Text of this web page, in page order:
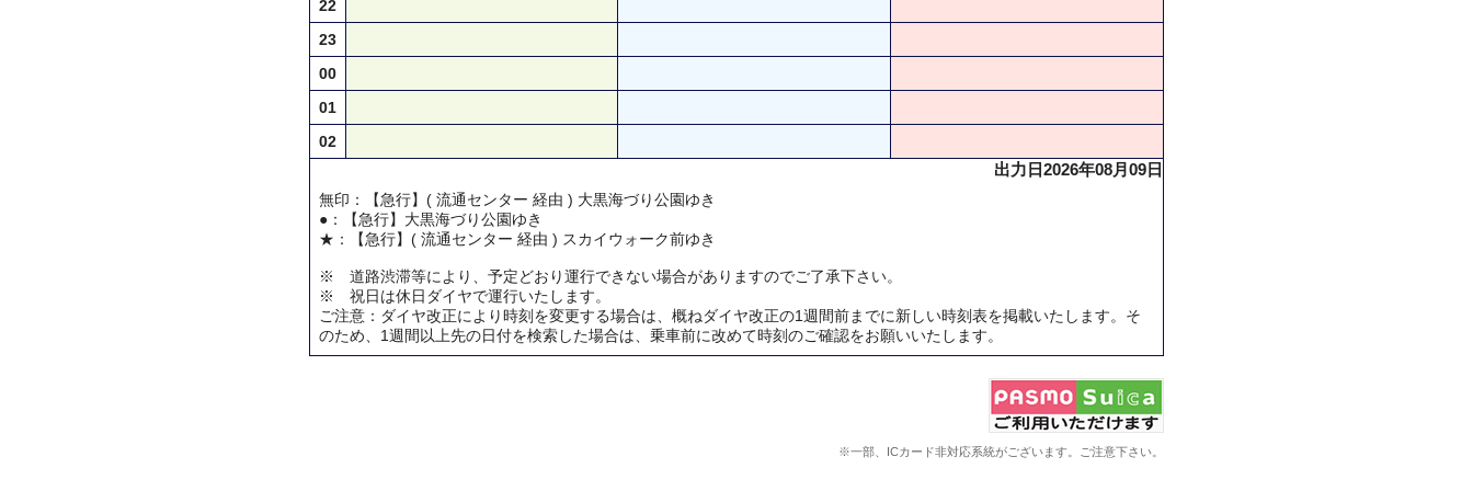
22
23
00
01
02
出力日2026年08月09日
無印：【急行】( 流通センター 経由 ) 大黒海づり公園ゆき
●：【急行】大黒海づり公園ゆき
★：【急行】( 流通センター 経由 ) スカイウォーク前ゆき
※ 道路渋滞等により、予定どおり運行できない場合がありますのでご了承下さい。
※ 祝日は休日ダイヤで運行いたします。
ご注意：ダイヤ改正により時刻を変更する場合は、概ねダイヤ改正の1週間前までに新しい時刻表を掲載いたします。そ
のため、1週間以上先の日付を検索した場合は、乗車前に改めて時刻のご確認をお願いいたします。
※一部、ICカード非対応系統がございます。ご注意下さい。